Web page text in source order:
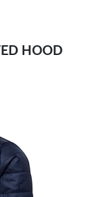
HOOD